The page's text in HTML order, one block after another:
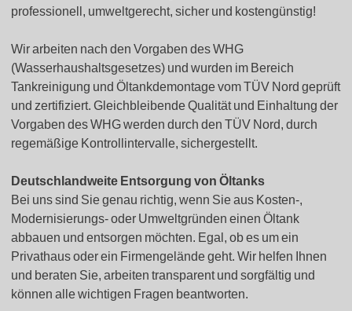
professionell, umweltgerecht, sicher und kostengünstig!
Wir arbeiten nach den Vorgaben des WHG
(Wasserhaushaltsgesetzes) und wurden im Bereich
Tankreinigung und Öltankdemontage vom TÜV Nord geprüft
und zertifiziert. Gleichbleibende Qualität und Einhaltung der
Vorgaben des WHG werden durch den TÜV Nord, durch
regemäßige Kontrollintervalle, sichergestellt.
Deutschlandweite Entsorgung von Öltanks
Bei uns sind Sie genau richtig, wenn Sie aus Kosten-,
Modernisierungs- oder Umweltgründen einen Öltank
abbauen und entsorgen möchten. Egal, ob es um ein
Privathaus oder ein Firmengelände geht. Wir helfen Ihnen
und beraten Sie, arbeiten transparent und sorgfältig und
können alle wichtigen Fragen beantworten.